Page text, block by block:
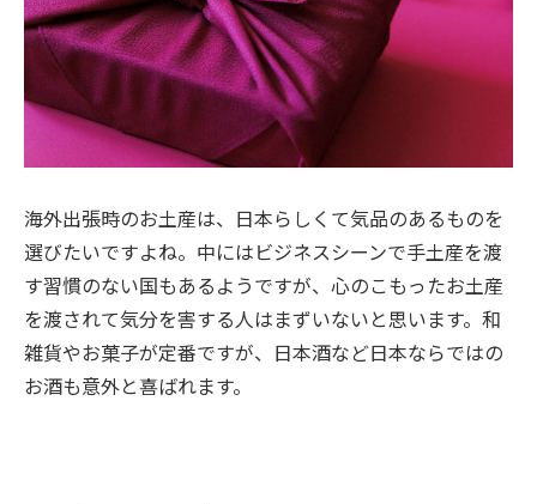
海外出張時のお土産は、日本らしくて気品のあるものを
選びたいですよね。中にはビジネスシーンで手土産を渡
す習慣のない国もあるようですが、心のこもったお土産
を渡されて気分を害する人はまずいないと思います。和
雑貨やお菓子が定番ですが、日本酒など日本ならではの
お酒も意外と喜ばれます。